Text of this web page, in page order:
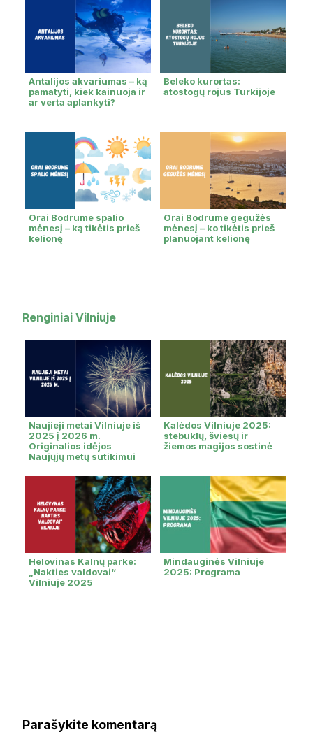
Antalijos akvariumas – ką
pamatyti, kiek kainuoja ir
ar verta aplankyti?
Beleko kurortas:
atostogų rojus Turkijoje
Orai Bodrume spalio
mėnesį – ką tikėtis prieš
kelionę
Orai Bodrume gegužės
mėnesį – ko tikėtis prieš
planuojant kelionę
Renginiai Vilniuje
Naujieji metai Vilniuje iš
2025 į 2026 m.
Originalios idėjos
Naujųjų metų sutikimui
Kalėdos Vilniuje 2025:
stebuklų, šviesų ir
žiemos magijos sostinė
Helovinas Kalnų parke:
„Nakties valdovai“
Vilniuje 2025
Mindauginės Vilniuje
2025: Programa
Parašykite komentarą